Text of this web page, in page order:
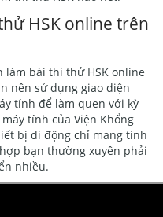
HSK online trên
làm bài thi thử HSK online
nên sử dụng giao diện
tính để làm quen với kỳ
tính của Viện Khổng
bị di động chỉ mang tính
bạn thường xuyên phải
nhiều.